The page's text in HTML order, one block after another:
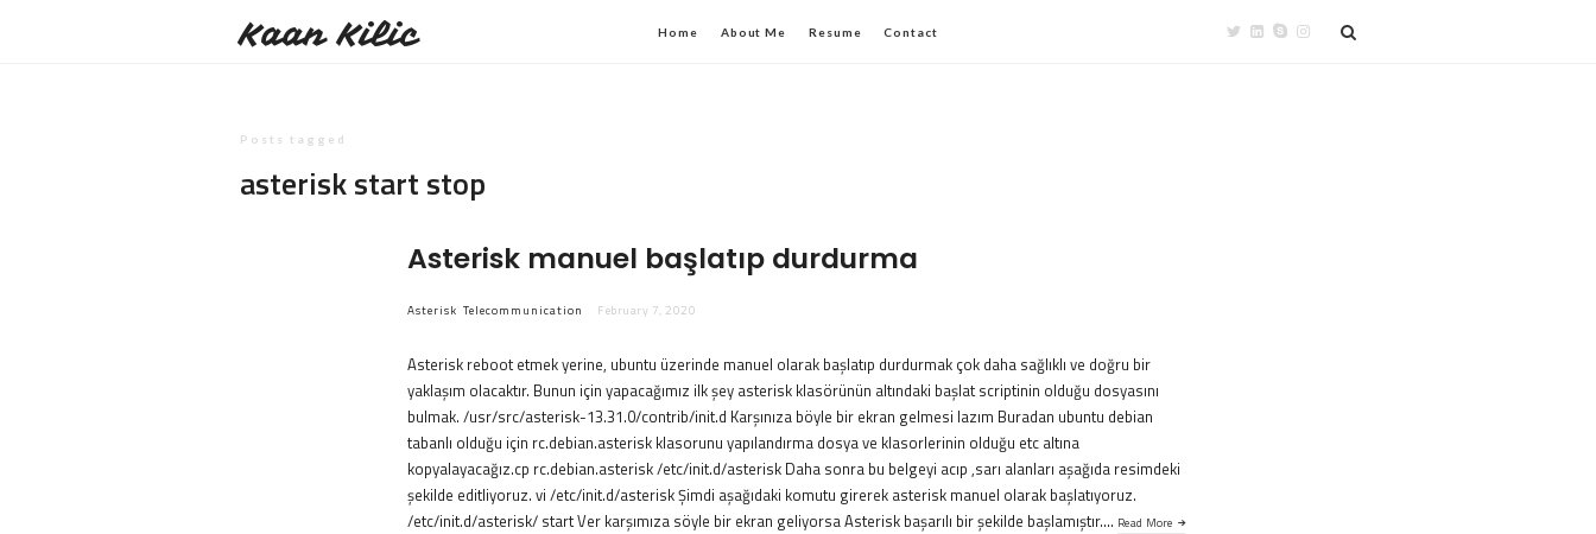
Kaan Kilic Home About Me Resume Contact
Posts tagged
asterisk start stop
Asterisk manuel başlatıp durdurma
Asterisk Telecommunication February 7, 2020
Asterisk reboot etmek yerine, ubuntu üzerinde manuel olarak başlatıp durdurmak çok daha sağlıklı ve doğru bir
yaklaşım olacaktır. Bunun için yapacağımız ilk şey asterisk klasörünün altındaki başlat scriptinin olduğu dosyasını
bulmak. /usr/src/asterisk-13.31.0/contrib/init.d Karşınıza böyle bir ekran gelmesi lazım Buradan ubuntu debian
tabanlı olduğu için rc.debian.asterisk klasorunu yapılandırma dosya ve klasorlerinin olduğu etc altına
kopyalayacağız.cp rc.debian.asterisk /etc/init.d/asterisk Daha sonra bu belgeyi acıp ,sarı alanları aşağıda resimdeki
şekilde editliyoruz. vi /etc/init.d/asterisk Şimdi aşağıdaki komutu girerek asterisk manuel olarak başlatıyoruz.
/etc/init.d/asterisk/ start Ver karşımıza söyle bir ekran geliyorsa Asterisk başarılı bir şekilde başlamıştır…. Read More